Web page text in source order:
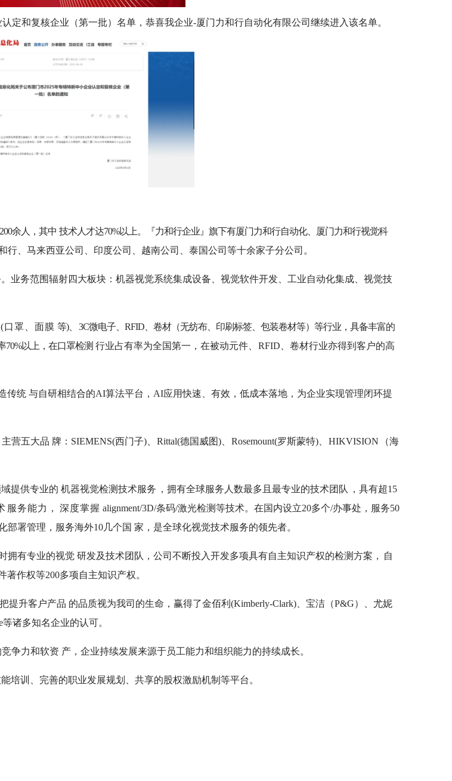
定和复核企业（第一批）名单，恭喜我企业-厦门力和行自动化有限公司继续进入该名单。
余人，其中 技术人才达70%以上。『力和行企业』旗下有厦门力和行自动化、厦门力和行视觉科
、马来西亚公司、印度公司、越南公司、泰国公司等十余家子分公司。
业务范围辐射四大板块：机器视觉系统集成设备、视觉软件开发、工业自动化集成、视觉技
罩、面膜 等)、
3C微电子、RFID、卷材（无纺布、印刷标签、包装卷材等）等行业，具备丰富的
以上，在口罩检测 行业占有率为全国第一，在被动元件、 RFID、卷材行业亦得到客户的高
传统 与自研相结合的AI算法平台，AI应用快速、有效，低成本落地，为企业实现管理闭环提
五大品 牌：SIEMENS(西门子)、 Rittal(德国威图)、 Rosemount(罗斯蒙特)、 HIKVISION
（海
提供专业的 机器视觉检测技术服务 ，拥有全球服务人数最多且最专业的技术团队
，具有超15
服务能力， 深度掌握 alignment/3D/条码/激光检测等技术。在国内设立20多个/办事处，服务50
署管理，服务海外10几个国 家，是全球化视觉技术服务的领先者。
有专业的视觉 研发及技术团队，公司不断投入开发多项具有自主知识产权的检测方案，
自
作权等200多项自主知识产权。
提升客户产品 的品质视为我司的生命，赢得了金佰利(Kimberly-Clark)、宝洁（P&G）、尤妮
诸多知名企业的认可。
争力和软资 产，企业持续发展来源于员工能力和组织能力的持续成长。
培训、完善的职业发展规划、共享的股权激励机制等平台。